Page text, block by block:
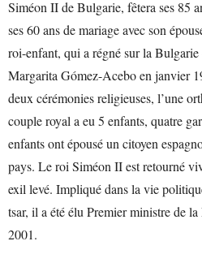
Siméon II de Bulgarie, fêtera ses 85
ses 60 ans de mariage avec son
roi-enfant, qui a régné sur la
Margarita Gómez-Acebo en janvier
deux cérémonies religieuses, l’une
couple royal a eu 5 enfants, quatre
enfants ont épousé un citoyen
pays. Le roi Siméon II est retourné
exil levé. Impliqué dans la vie
tsar, il a été élu Premier ministre de
2001.